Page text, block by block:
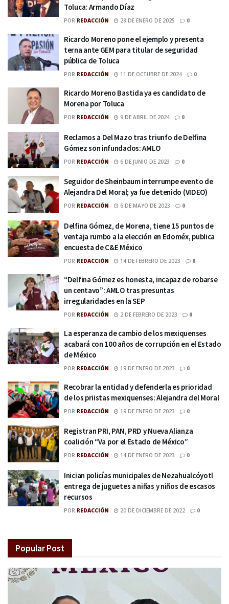
Toluca: Armando Díaz
POR REDACCIÓN 28 DE ENERO DE 2025 0
Ricardo Moreno pone el ejemplo y presenta
terna ante GEM para titular de seguridad
pública de Toluca
POR REDACCIÓN 11 DE OCTUBRE DE 2024 0
Ricardo Moreno Bastida ya es candidato de
Morena por Toluca
POR REDACCIÓN 9 DE ABRIL DE 2024 0
Reclamos a Del Mazo tras triunfo de Delfina
Gómez son infundados: AMLO
POR REDACCIÓN 6 DE JUNIO DE 2023 0
Seguidor de Sheinbaum interrumpe evento de
Alejandra Del Moral; ya fue detenido (VIDEO)
POR REDACCIÓN 6 DE MAYO DE 2023 0
Delfina Gómez, de Morena, tiene 15 puntos de
ventaja rumbo a la elección en Edoméx, publica
encuesta de C&E México
POR REDACCIÓN 14 DE FEBRERO DE 2023 0
“Delfina Gómez es honesta, incapaz de robarse
un centavo”: AMLO tras presuntas
irregularidades en la SEP
POR REDACCIÓN 2 DE FEBRERO DE 2023 0
La esperanza de cambio de los mexiquenses
acabará con 100 años de corrupción en el Estado
de México
POR REDACCIÓN 19 DE ENERO DE 2023 0
Recobrar la entidad y defenderla es prioridad
de los priistas mexiquenses: Alejandra del Moral
POR REDACCIÓN 19 DE ENERO DE 2023 0
Registran PRI, PAN, PRD y Nueva Alianza
coalición “Va por el Estado de México”
POR REDACCIÓN 14 DE ENERO DE 2023 0
Inician policías municipales de Nezahualcóyotl
entrega de juguetes a niñas y niños de escasos
recursos
POR REDACCIÓN 20 DE DICIEMBRE DE 2022 0
Popular Post